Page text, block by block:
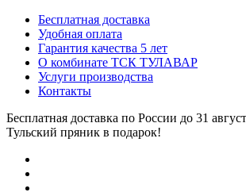
Бесплатная доставка
Удобная оплата
Гарантия качества 5 лет
О комбинате ТСК ТУЛАВАР
Услуги производства
Контакты
Бесплатная доставка по России до 31
Тульский пряник в подарок!